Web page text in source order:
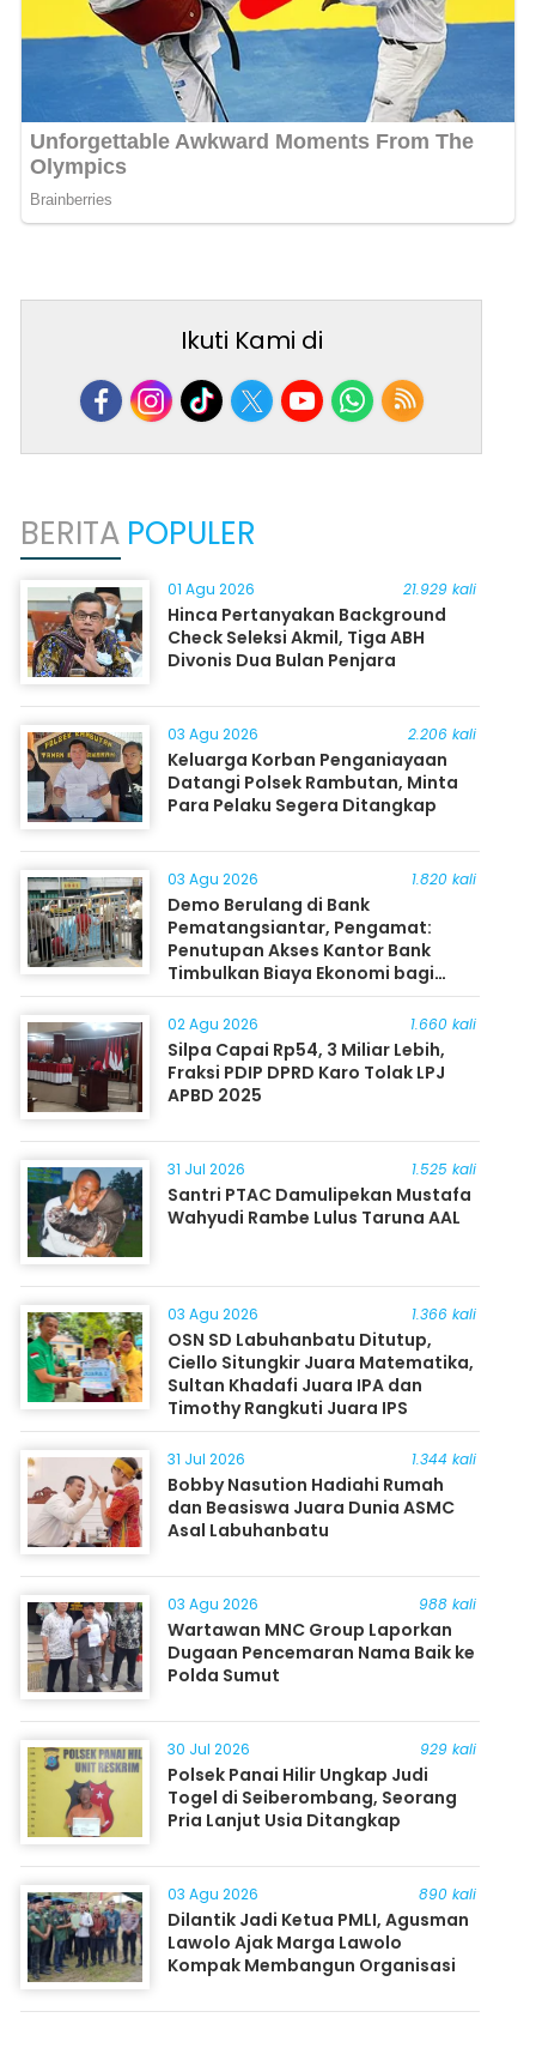
Ikuti Kami di
BERITA POPULER
01 Agu 2026 21.929 kali
Hinca Pertanyakan Background
Check Seleksi Akmil, Tiga ABH
Divonis Dua Bulan Penjara
03 Agu 2026 2.206 kali
Keluarga Korban Penganiayaan
Datangi Polsek Rambutan, Minta
Para Pelaku Segera Ditangkap
03 Agu 2026 1.820 kali
Demo Berulang di Bank
Pematangsiantar, Pengamat:
Penutupan Akses Kantor Bank
Timbulkan Biaya Ekonomi bagi
Masyarakat
02 Agu 2026 1.660 kali
Silpa Capai Rp54, 3 Miliar Lebih,
Fraksi PDIP DPRD Karo Tolak LPJ
APBD 2025
31 Jul 2026 1.525 kali
Santri PTAC Damulipekan Mustafa
Wahyudi Rambe Lulus Taruna AAL
03 Agu 2026 1.366 kali
OSN SD Labuhanbatu Ditutup,
Ciello Situngkir Juara Matematika,
Sultan Khadafi Juara IPA dan
Timothy Rangkuti Juara IPS
31 Jul 2026 1.344 kali
Bobby Nasution Hadiahi Rumah
dan Beasiswa Juara Dunia ASMC
Asal Labuhanbatu
03 Agu 2026 988 kali
Wartawan MNC Group Laporkan
Dugaan Pencemaran Nama Baik ke
Polda Sumut
30 Jul 2026 929 kali
Polsek Panai Hilir Ungkap Judi
Togel di Seiberombang, Seorang
Pria Lanjut Usia Ditangkap
03 Agu 2026 890 kali
Dilantik Jadi Ketua PMLI, Agusman
Lawolo Ajak Marga Lawolo
Kompak Membangun Organisasi